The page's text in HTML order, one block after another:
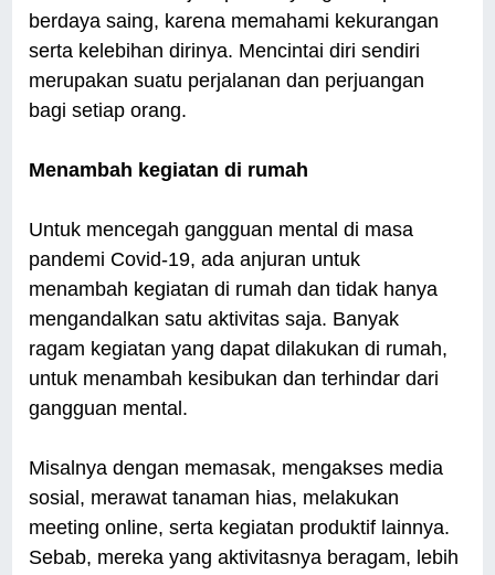
berdaya saing, karena memahami kekurangan
serta kelebihan dirinya. Mencintai diri sendiri
merupakan suatu perjalanan dan perjuangan
bagi setiap orang.
Menambah kegiatan di rumah
Untuk mencegah gangguan mental di masa
pandemi Covid-19, ada anjuran untuk
menambah kegiatan di rumah dan tidak hanya
mengandalkan satu aktivitas saja. Banyak
ragam kegiatan yang dapat dilakukan di rumah,
untuk menambah kesibukan dan terhindar dari
gangguan mental.
Misalnya dengan memasak, mengakses media
sosial, merawat tanaman hias, melakukan
meeting online, serta kegiatan produktif lainnya.
Sebab, mereka yang aktivitasnya beragam, lebih